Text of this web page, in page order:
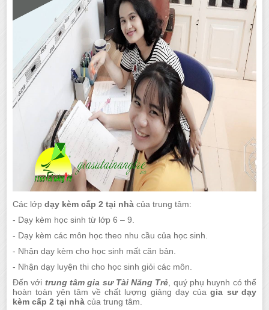
Các lớpdạy kèm cấp 2 tại nhà của trung tâm:
- Dạy kèm học sinh từ lớp 6 – 9.
- Dạy kèm các môn học theo nhu cầu của học sinh.
- Nhận dạy kèm cho học sinh mất căn bản.
- Nhận dạy luyện thi cho học sinh giỏi các môn.
Đến với trung tâm gia sư Tài Năng Trẻ, quý phụ huynh có thể
hoàn toàn yên tâm về chất lượng giảng dạy củagia sư dạy
kèm cấp 2 tại nhà của trung tâm.